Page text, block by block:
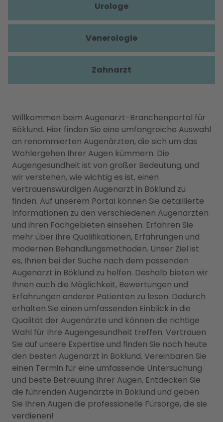
Willkommen beim Augenarzt-Branchenportal für
Böklund. Hier finden Sie eine umfangreiche Auswahl
an renommierten Augenärzten, die sich um das
Wohlergehen Ihrer Augen kümmern. Die
Augengesundheit ist von großer Bedeutung, und
wir verstehen, wie wichtig es ist, einen
vertrauenswürdigen Augenarzt in Böklund zu
finden. Auf unserem Portal können Sie detaillierte
Informationen zu den verschiedenen Augenärzten
und ihren Fachgebieten einsehen. Erfahren Sie
mehr über ihre Qualifikationen, Erfahrungen und
modernen Behandlungsmethoden. Unser Ziel ist
es, Ihnen bei der Suche nach dem passenden
Augenarzt in Böklund zu helfen. Deshalb bieten wir
Ihnen auch die Möglichkeit, Bewertungen und
Erfahrungen anderer Patienten zu lesen. Dadurch
erhalten Sie einen umfassenden Einblick in die
Qualität der Augenärzte und können die richtige
Wahl für Ihre Augengesundheit treffen. Vertrauen
Sie auf unsere Expertise und finden Sie noch heute
den besten Augenarzt in Böklund. Vereinbaren Sie
einen Termin für eine umfassende Untersuchung
und beste Betreuung Ihrer Augen. Entdecken Sie
die führenden Augenärzte in Böklund und geben
Sie Ihren Augen die professionelle Fürsorge, die sie
verdienen!
Urologe
Venerologie
Zahnarzt